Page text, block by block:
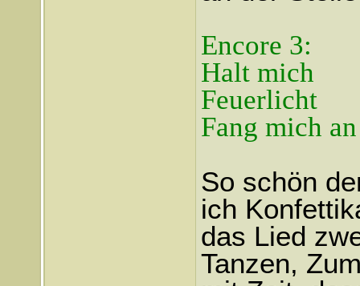
Encore 3:
Halt mich
Feuerlicht
Fang mich
So schön
ich
das Lied
Tanzen,